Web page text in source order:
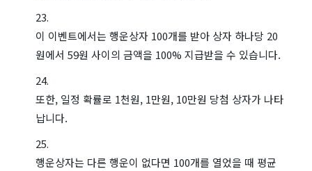
이 이벤트에서는 행운상자 100개를 받아 상자 하나당 20
원에서 59원 사이의 금액을 100% 지급받을 수 있습니다.
또한, 일정 확률로 1천원, 1만원, 10만원 당첨 상자가 나타
납니다.
행운상자는 다른 행운이 없다면 100개를 열었을 때 평균